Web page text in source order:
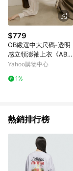
$779
OB嚴選中大尺碼-透明
感立領澎袖上衣《AB1
9723》
Yahoo購物中心
1%
熱銷排行榜